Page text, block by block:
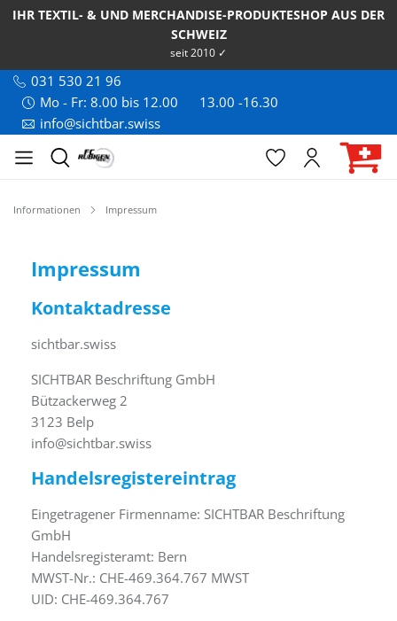
IHR TEXTIL- & UND MERCHANDISE-PRODUKTESHOP AUS DER
SCHWEIZ
seit 2010 ✓
031 530 21 96
Mo - Fr: 8.00 bis 12.00
13.00 -16.30
info@sichtbar.swiss
Informationen Impressum
Impressum
Kontaktadresse
sichtbar.swiss
SICHTBAR Beschriftung GmbH
Bützackerweg 2
3123 Belp
info@sichtbar.swiss
Handelsregistereintrag
Eingetragener Firmenname: SICHTBAR Beschriftung
GmbH
Handelsregisteramt: Bern
MWST-Nr.: CHE-469.364.767 MWST
UID: CHE-469.364.767